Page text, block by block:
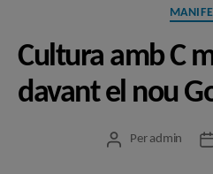
Cultura amb C
davant el nou
Autor
Per admin